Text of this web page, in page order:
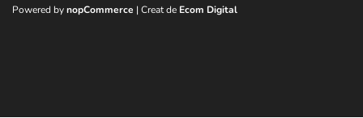
Powered bynopCommerce | Creat de Ecom Digital